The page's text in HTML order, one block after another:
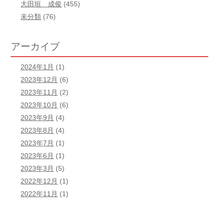
大田垣 成俊 (455)
未分類 (76)
アーカイブ
2024年1月 (1)
2023年12月 (6)
2023年11月 (2)
2023年10月 (6)
2023年9月 (4)
2023年8月 (4)
2023年7月 (1)
2023年6月 (1)
2023年3月 (5)
2022年12月 (1)
2022年11月 (1)